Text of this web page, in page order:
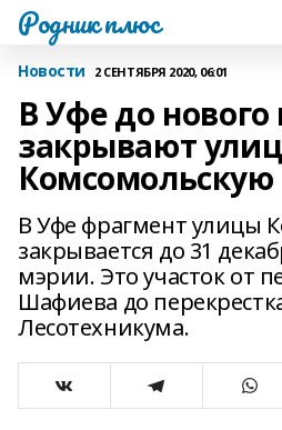
Родник плюс
Новости 2 СЕНТЯБРЯ 2020, 06:01
В Уфе до нового
закрывают
Комсомольскую
В Уфе фрагмент улицы
закрывается до 31
мэрии. Это участок от
Шафиева до
Лесотехникума.